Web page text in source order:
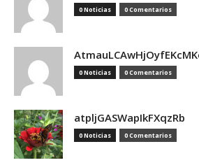
0 Noticias 0 Comentarios
0 Noticias 0 Comentarios
atpljGASWapIkFXqzRb
0 Noticias 0 Comentarios